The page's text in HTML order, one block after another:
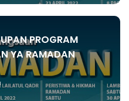
PROGRAM
YA RAMADAN